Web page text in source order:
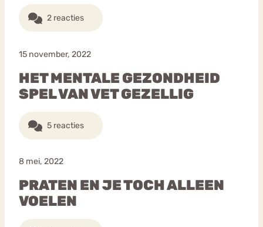
2 reacties
15 november, 2022
HET MENTALE GEZONDHEID
SPEL VAN VET GEZELLIG
5 reacties
8 mei, 2022
PRATEN EN JE TOCH ALLEEN
VOELEN